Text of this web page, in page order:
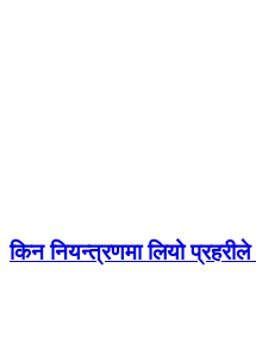
किन नियन्त्रणमा लियो